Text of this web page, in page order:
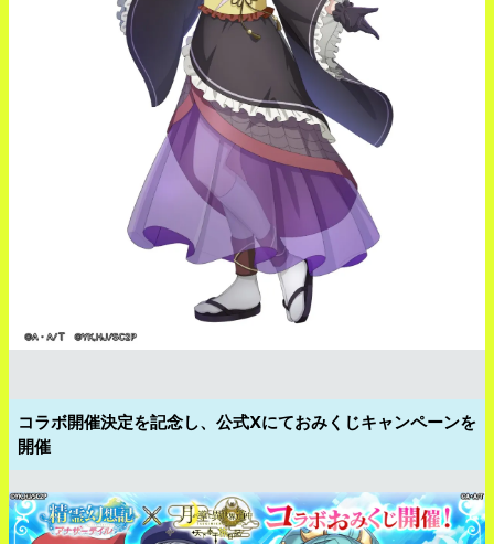
コラボ開催決定を記念し、公式Xにておみくじキャンペーンを
開催